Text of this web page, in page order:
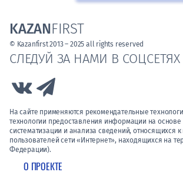
О ПРОЕКТЕ
СЛЕДУЙ ЗА НАМИ В СОЦСЕТЯХ
Link to Vk
На сайте применяются рекомендательные
технологии предоставления информации на основе
систематизации и анализа сведений, относящихся
пользователей сети «Интернет», находящихся на
Федерации).
KAZANFIRST
© Kazanfirst 2013 – 2025 all rights reserved